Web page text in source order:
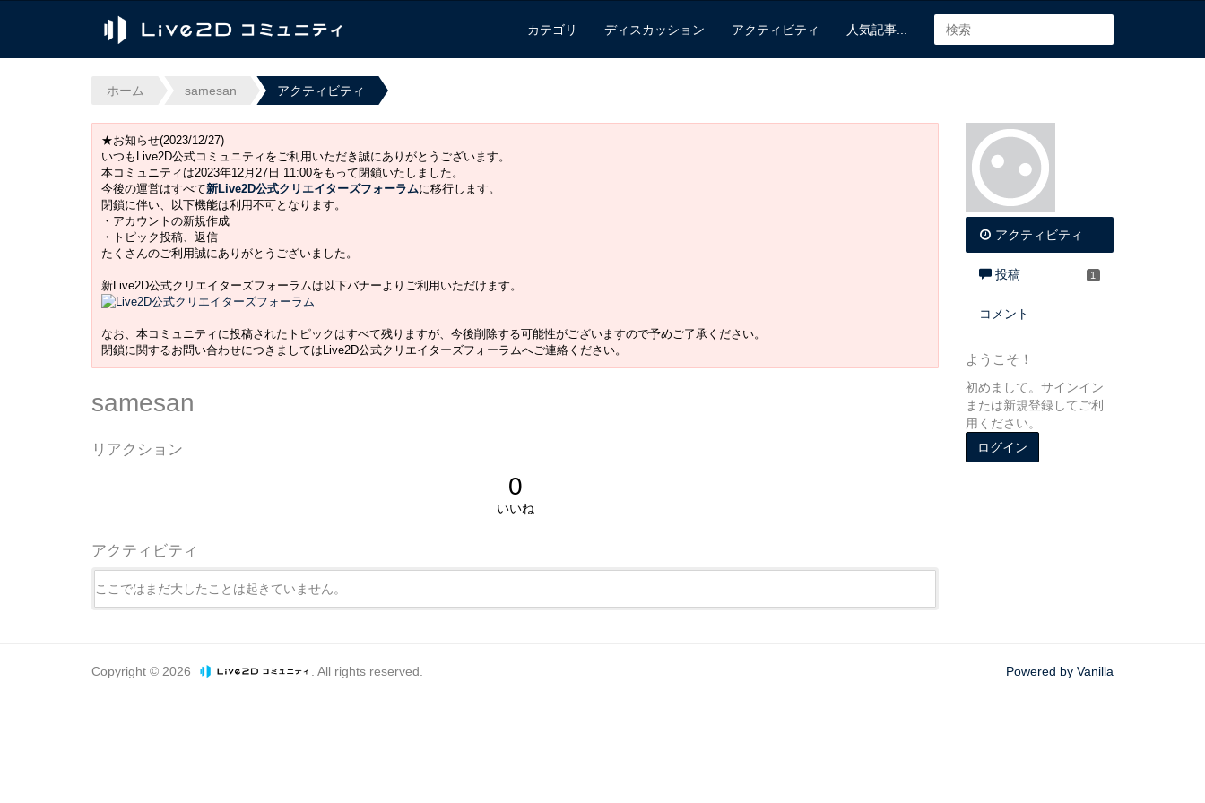
カテゴリ ディスカッション アクティビティ 人気記事...
ホーム samesan アクティビティ
★お知らせ(2023/12/27)
いつもLive2D公式コミュニティをご利用いただき誠にありがとうございます。
本コミュニティは2023年12月27日 11:00をもって閉鎖いたしました。
今後の運営はすべて新Live2D公式クリエイターズフォーラムに移行します。
閉鎖に伴い、以下機能は利用不可となります。
・アカウントの新規作成
・トピック投稿、返信
たくさんのご利用誠にありがとうございました。
新Live2D公式クリエイターズフォーラムは以下バナーよりご利用いただけます。
なお、本コミュニティに投稿されたトピックはすべて残りますが、今後削除する可能性がございますので予めご了承ください。
閉鎖に関するお問い合わせにつきましてはLive2D公式クリエイターズフォーラムへご連絡ください。
samesan
リアクション
0
いいね
アクティビティ
ここではまだ大したことは起きていません。
アクティビティ
投稿 1
コメント
ようこそ！
初めまして。サインイン
または新規登録してご利
用ください。
ログイン
Copyright © 2026 . All rights reserved. Powered by Vanilla